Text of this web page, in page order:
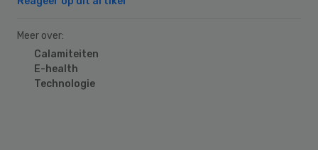
Meer over:
Calamiteiten
E-health
Technologie